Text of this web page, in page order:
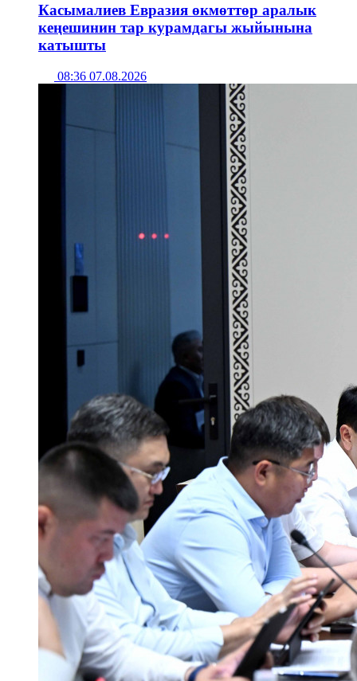
Касымалиев Евразия өкмөттөр аралык
кеңешинин тар курамдагы жыйынына
катышты
08:36 07.08.2026